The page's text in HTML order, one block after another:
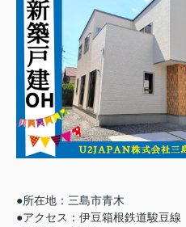
●所在地：三島市青木
●アクセス：伊豆箱根鉄道駿豆